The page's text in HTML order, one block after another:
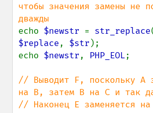
чтобы значения замены не
echo $newstr = str_replace
$replace, $str );
echo $newstr, PHP_EOL;
// Выводит F, поскольку A
на B, затем B на C и так
// Наконец E заменяется